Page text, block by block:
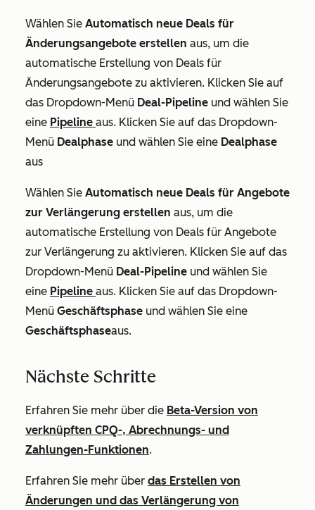
Wählen Sie Automatisch neue Deals für
Änderungsangebote erstellen aus, um die
automatische Erstellung von Deals für
Änderungsangebote zu aktivieren. Klicken Sie auf
das Dropdown-Menü Deal-Pipeline und wählen Sie
eine Pipeline aus. Klicken Sie auf das Dropdown-
Menü Dealphase und wählen Sie eine Dealphase
aus
Wählen Sie Automatisch neue Deals für Angebote
zur Verlängerung erstellen aus, um die
automatische Erstellung von Deals für Angebote
zur Verlängerung zu aktivieren. Klicken Sie auf das
Dropdown-Menü Deal-Pipeline und wählen Sie
eine Pipeline aus. Klicken Sie auf das Dropdown-
Menü Geschäftsphase und wählen Sie eine
Geschäftsphaseaus.
Nächste Schritte
Erfahren Sie mehr über die Beta-Version von
verknüpften CPQ-, Abrechnungs- und
Zahlungen-Funktionen.
Erfahren Sie mehr über das Erstellen von
Änderungen und das Verlängerung von